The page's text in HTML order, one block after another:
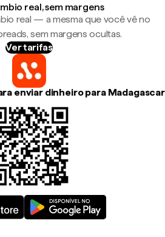
real, sem margens
real — a mesma que você vê no
sem margens ocultas.
Ver tarifas
enviar dinheiro para Madagascar